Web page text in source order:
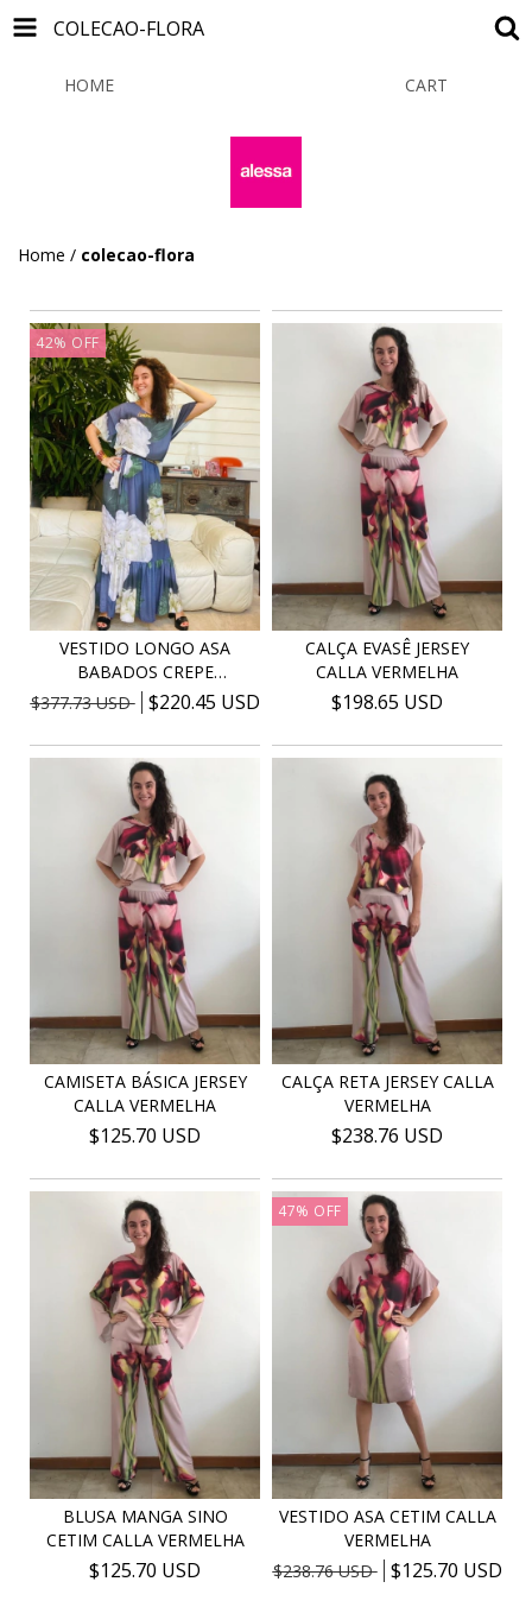
COLECAO-FLORA
HOME CART
Home / colecao-flora
42% OFF
VESTIDO LONGO ASA
BABADOS CREPE
HORTÊNSI...
$377.73 USD $220.45 USD
CALÇA EVASÊ JERSEY
CALLA VERMELHA
$198.65 USD
CAMISETA BÁSICA JERSEY
CALLA VERMELHA
$125.70 USD
CALÇA RETA JERSEY CALLA
VERMELHA
$238.76 USD
BLUSA MANGA SINO
CETIM CALLA VERMELHA
$125.70 USD
47% OFF
VESTIDO ASA CETIM CALLA
VERMELHA
$238.76 USD
$125.70 USD